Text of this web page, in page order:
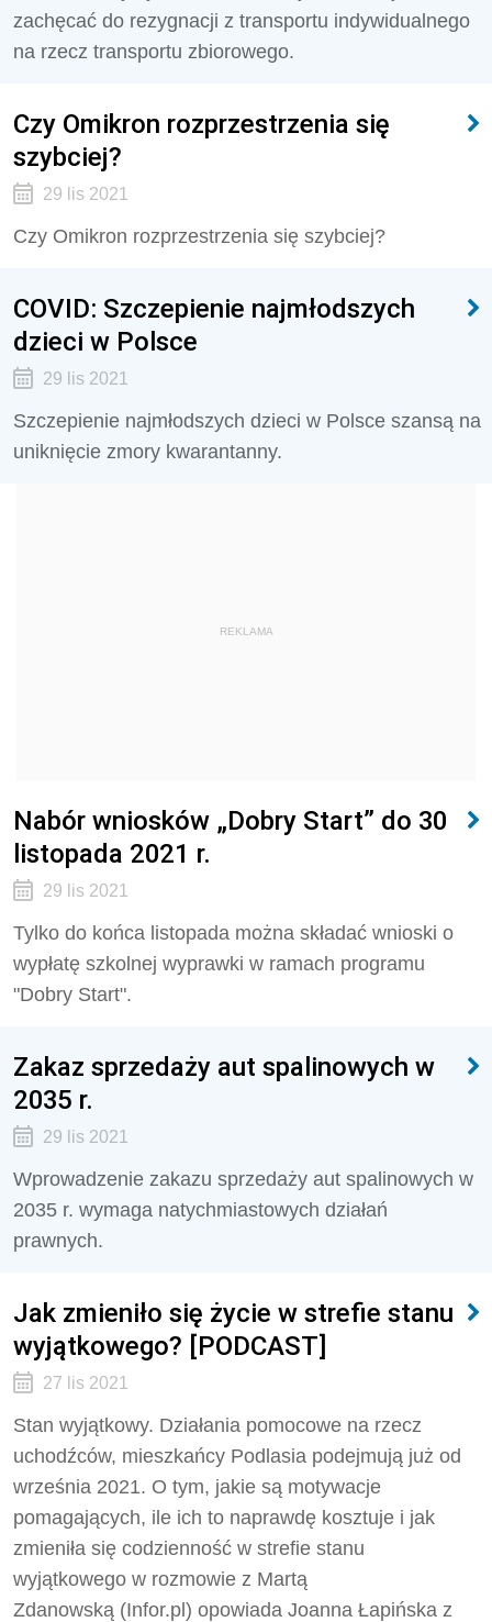
zachęcać do rezygnacji z transportu indywidualnego
na rzecz transportu zbiorowego.
Czy Omikron rozprzestrzenia się
szybciej?
29 lis 2021
Czy Omikron rozprzestrzenia się szybciej?
COVID: Szczepienie najmłodszych
dzieci w Polsce
29 lis 2021
Szczepienie najmłodszych dzieci w Polsce szansą na
uniknięcie zmory kwarantanny.
REKLAMA
Nabór wniosków „Dobry Start” do 30
listopada 2021 r.
29 lis 2021
Tylko do końca listopada można składać wnioski o
wypłatę szkolnej wyprawki w ramach programu
"Dobry Start".
Zakaz sprzedaży aut spalinowych w
2035 r.
29 lis 2021
Wprowadzenie zakazu sprzedaży aut spalinowych w
2035 r. wymaga natychmiastowych działań
prawnych.
Jak zmieniło się życie w strefie stanu
wyjątkowego? [PODCAST]
27 lis 2021
Stan wyjątkowy. Działania pomocowe na rzecz
uchodźców, mieszkańcy Podlasia podejmują już od
września 2021. O tym, jakie są motywacje
pomagających, ile ich to naprawdę kosztuje i jak
zmieniła się codzienność w strefie stanu
wyjątkowego w rozmowie z Martą
Zdanowską (Infor.pl) opowiada Joanna Łapińska z